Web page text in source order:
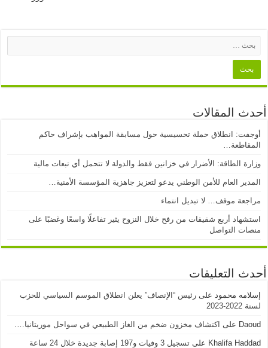
أحدث المقالات
أوجفت: انطلاق حملة تحسيسية حول مسابقة المواهب بإشراف حاكم
المقاطعة…
وزارة الطاقة: الأضرار في خزانين فقط والدولة لا تتحمل أي تبعات مالية
المدير العام للأمن الوطني يدعو لتعزيز جاهزية المؤسسة الأمنية…
مراجعة موقف… لا تبديل انتماء
استشهاد أربع شقيقات من رفح خلال النزوح يثير تفاعلًا واسعًا وغضبًا على
منصات التواصل
أحدث التعليقات
إسلامه محمود علىرئيس “الإنصاف” يعلن انطلاق الموسم السياسي للحزب
لسنة 2022-2023
Daoud على اكتشاف مخزون ضخم من الغاز الطبيعي في سواحل موريتانيا….
Khalifa Haddad على
تسجيل 3 وفيات و197 إصابة جديدة خلال 24 ساعة